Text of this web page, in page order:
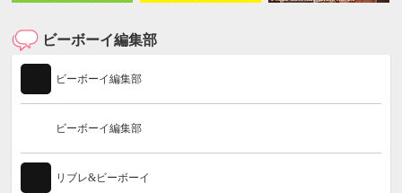
ビーボーイ編集部
ビーボーイ編集部
ビーボーイ編集部
リブレ&ビーボーイ